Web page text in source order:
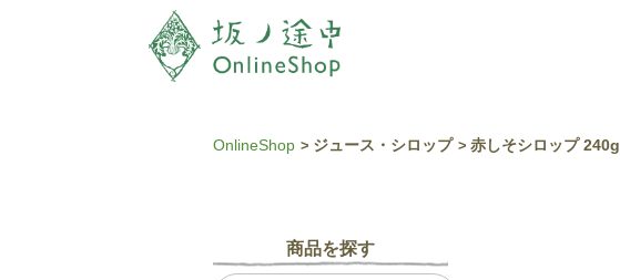
OnlineShop ジュース・シロップ 赤しそシロップ 240g
商品を探す